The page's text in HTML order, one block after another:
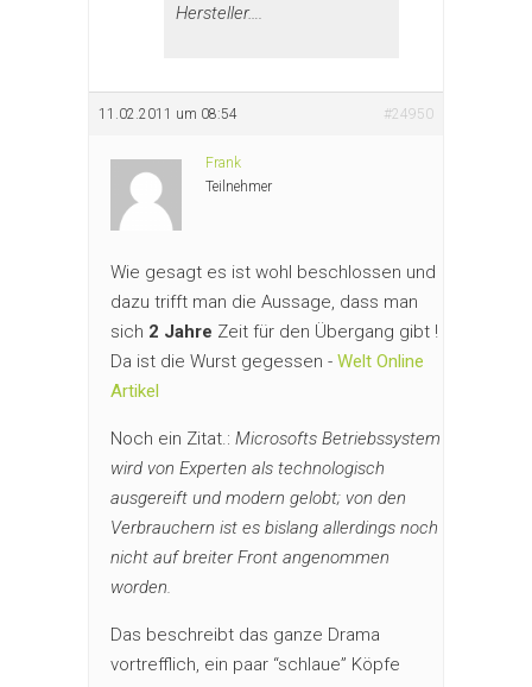
Hersteller….
11.02.2011 um 08:54 #24950
Frank
Teilnehmer
Wie gesagt es ist wohl beschlossen und
dazu trifft man die Aussage, dass man
sich 2 Jahre Zeit für den Übergang gibt !
Da ist die Wurst gegessen - Welt Online
Artikel
Noch ein Zitat.: Microsofts Betriebssystem
wird von Experten als technologisch
ausgereift und modern gelobt; von den
Verbrauchern ist es bislang allerdings noch
nicht auf breiter Front angenommen
worden.
Das beschreibt das ganze Drama
vortrefflich, ein paar “schlaue” Köpfe